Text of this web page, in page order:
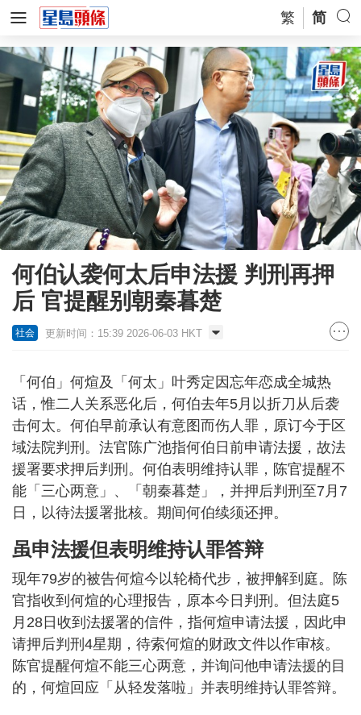
繁 简
何伯认袭何太后申法援 判刑再押
后 官提醒别朝秦暮楚
社会 更新时间：15:39 2026-06-03 HKT
「何伯」何煊及「何太」叶秀定因忘年恋成全城热
话，惟二人关系恶化后，何伯去年5月以折刀从后袭
击何太。何伯早前承认有意图而伤人罪，原订今于区
域法院判刑。法官陈广池指何伯日前申请法援，故法
援署要求押后判刑。何伯表明维持认罪，陈官提醒不
能「三心两意」、「朝秦暮楚」，并押后判刑至7月7
日，以待法援署批核。期间何伯续须还押。
虽申法援但表明维持认罪答辩
现年79岁的被告何煊今以轮椅代步，被押解到庭。陈
官指收到何煊的心理报告，原本今日判刑。但法庭5
月28日收到法援署的信件，指何煊申请法援，因此申
请押后判刑4星期，待索何煊的财政文件以作审核。
陈官提醒何煊不能三心两意，并询问他申请法援的目
的，何煊回应「从轻发落啦」并表明维持认罪答辩。